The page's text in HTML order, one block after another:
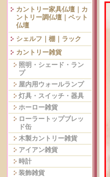
カントリー家具仏壇｜カ
ントリー調仏壇｜ペット
仏壇
シェルフ｜棚｜ラック
カントリー雑貨
照明・シェード・ラン
プ
屋内用ウォールランプ
灯具・スイッチ・器具
ホーロー雑貨
ローラートップブレッ
ド缶
木製カントリー雑貨
アイアン雑貨
時計
装飾雑貨